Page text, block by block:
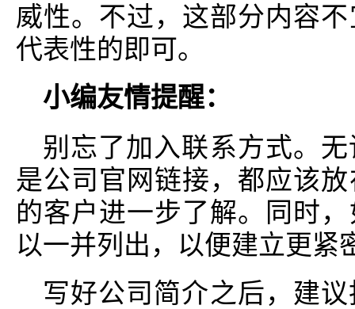
威性。不过，这部分内容
代表性的即可。
小编友情提醒：
别忘了加入联系方式。
是公司官网链接，都应该
的客户进一步了解。同时
以一并列出，以便建立更紧
写好公司简介之后，建